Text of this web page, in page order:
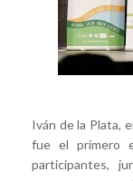
Iván de la Plata,
fue el primero
participantes,